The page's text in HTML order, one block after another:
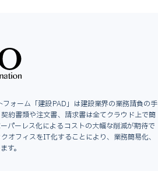
フォーム「建設PAD」は建設業界の業務請負の手
約書類や注文書、請求書は全てクラウド上で簡
パーレス化によるコストの大幅な削減が期待で
オフィスをIT化することにより、業務簡易化、
す。